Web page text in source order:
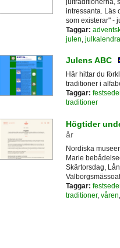
jultraditionerna,
intressanta. Läs
som existerar" -
Taggar:
julen,
Julens ABC
Här hittar du
traditioner i
Taggar:
traditioner
Högtider
år
Nordiska
Marie
Skärtorsdag,
Taggar:
traditioner, våren